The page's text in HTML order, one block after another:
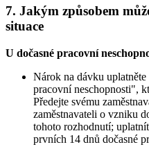
7. Jakým způsobem
situace
U dočasné pracovní
Nárok na dávku
pracovní neschopnosti",
Předejte svému
zaměstnavateli o vzniku
tohoto rozhodnutí;
prvních 14 dnů dočasné